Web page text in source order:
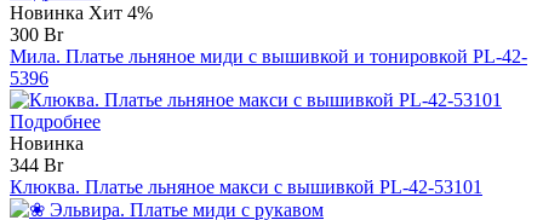
Новинка Хит 4%
300 Br
Мила. Платье льняное миди с вышивкой и тонировкой PL-42-
5396
Подробнее
Новинка
344 Br
Клюква. Платье льняное макси с вышивкой PL-42-53101